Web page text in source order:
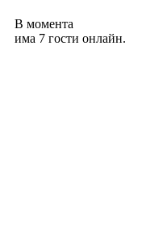
В момента
има 7 гости онлайн.